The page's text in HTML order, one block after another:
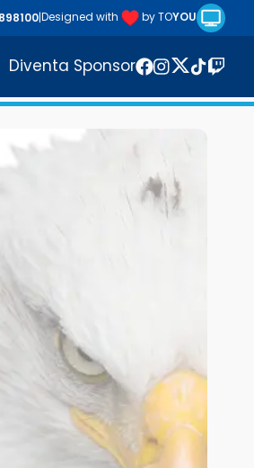
|Designed with by TOYOU
Diventa Sponsor
Twitter